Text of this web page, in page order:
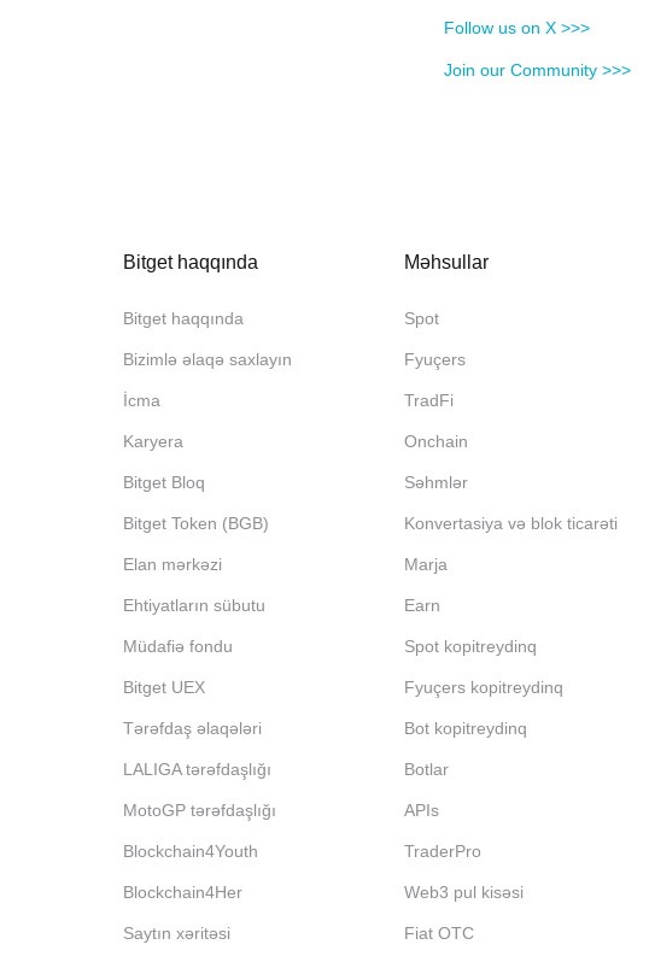
Follow us on X >>>
Join our Community >>>
Bitget haqqında
Bitget haqqında
Bizimlə əlaqə saxlayın
İcma
Karyera
Bitget Bloq
Bitget Token (BGB)
Elan mərkəzi
Ehtiyatların sübutu
Müdafiə fondu
Bitget UEX
Tərəfdaş əlaqələri
LALIGA tərəfdaşlığı
MotoGP tərəfdaşlığı
Blockchain4Youth
Blockchain4Her
Saytın xəritəsi
Məhsullar
Spot
Fyuçers
TradFi
Onchain
Səhmlər
Konvertasiya və blok ticarəti
Marja
Earn
Spot kopitreydinq
Fyuçers kopitreydinq
Bot kopitreydinq
Botlar
APIs
TraderPro
Web3 pul kisəsi
Fiat OTC